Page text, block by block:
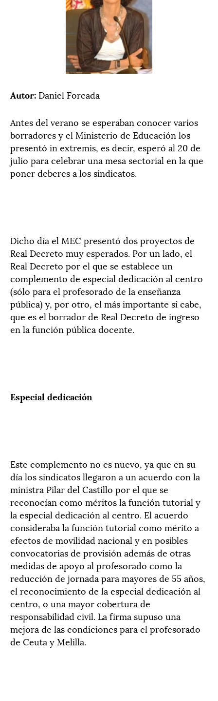
Autor: Daniel Forcada
Antes del verano se esperaban conocer varios
borradores y el Ministerio de Educación los
presentó in extremis, es decir, esperó al 20 de
julio para celebrar una mesa sectorial en la que
poner deberes a los sindicatos.
Dicho día el MEC presentó dos proyectos de
Real Decreto muy esperados. Por un lado, el
Real Decreto por el que se establece un
complemento de especial dedicación al centro
(sólo para el profesorado de la enseñanza
pública) y, por otro, el más importante si cabe,
que es el borrador de Real Decreto de ingreso
en la función pública docente.
Especial dedicación
Este complemento no es nuevo, ya que en su
día los sindicatos llegaron a un acuerdo con la
ministra Pilar del Castillo por el que se
reconocían como méritos la función tutorial y
la especial dedicación al centro. El acuerdo
consideraba la función tutorial como mérito a
efectos de movilidad nacional y en posibles
convocatorias de provisión además de otras
medidas de apoyo al profesorado como la
reducción de jornada para mayores de 55 años,
el reconocimiento de la especial dedicación al
centro, o una mayor cobertura de
responsabilidad civil. La firma supuso una
mejora de las condiciones para el profesorado
de Ceuta y Melilla.